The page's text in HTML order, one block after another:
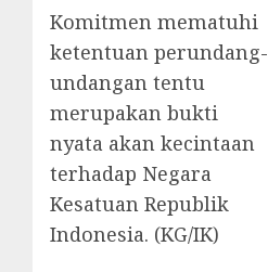
Komitmen mematuhi
ketentuan perundang-
undangan tentu
merupakan bukti
nyata akan kecintaan
terhadap Negara
Kesatuan Republik
Indonesia. (KG/IK)